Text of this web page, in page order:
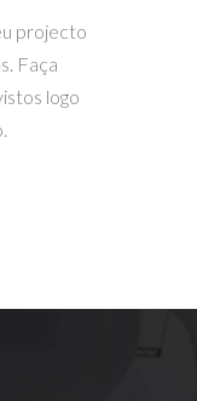
projecto
Faça
logo